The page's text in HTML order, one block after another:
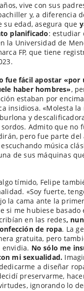
vive con sus
y, a diferencia
su edad, asegura que
planificado: estudiar
la Universidad de
FP, que tiene
fue fácil apostar «por
haber hombres»,
estaban por
insidiosa. «Molesta la
y
Admito que no
pero fue parte del
tímido, Felipe
«Soy fuerte,
la cama ante la
si me hubiese basado
en las redes,
de ropa. La
gratuita, pero
envidia. No sólo me
mi sexualidad.
a diseñar
preservarme,
ignorando lo